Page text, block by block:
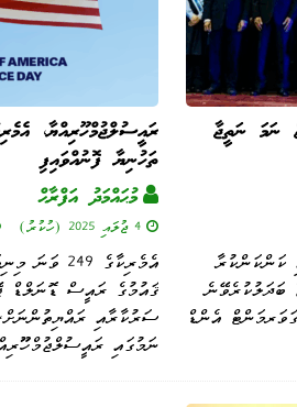
ނަމަ ނަތީޖާ
ކަންކަންކުރާ
ބަދަލުކުރެވޭނެ
އެންޑް
ރައީސުލްޖުމްހޫރިއްޔާ،
ތަހުނިޔާ ފޮނުއްވައިފި
މުޙައްމަދު އަފްރާޙް
4 ޖުލައި 2025 (ހުކުރު)
އެމެރިކާގެ
ޤައުމުގެ ރައީސް ޑޮނަލްޑް
ސަރުކާރާއި
ނަމުގައި